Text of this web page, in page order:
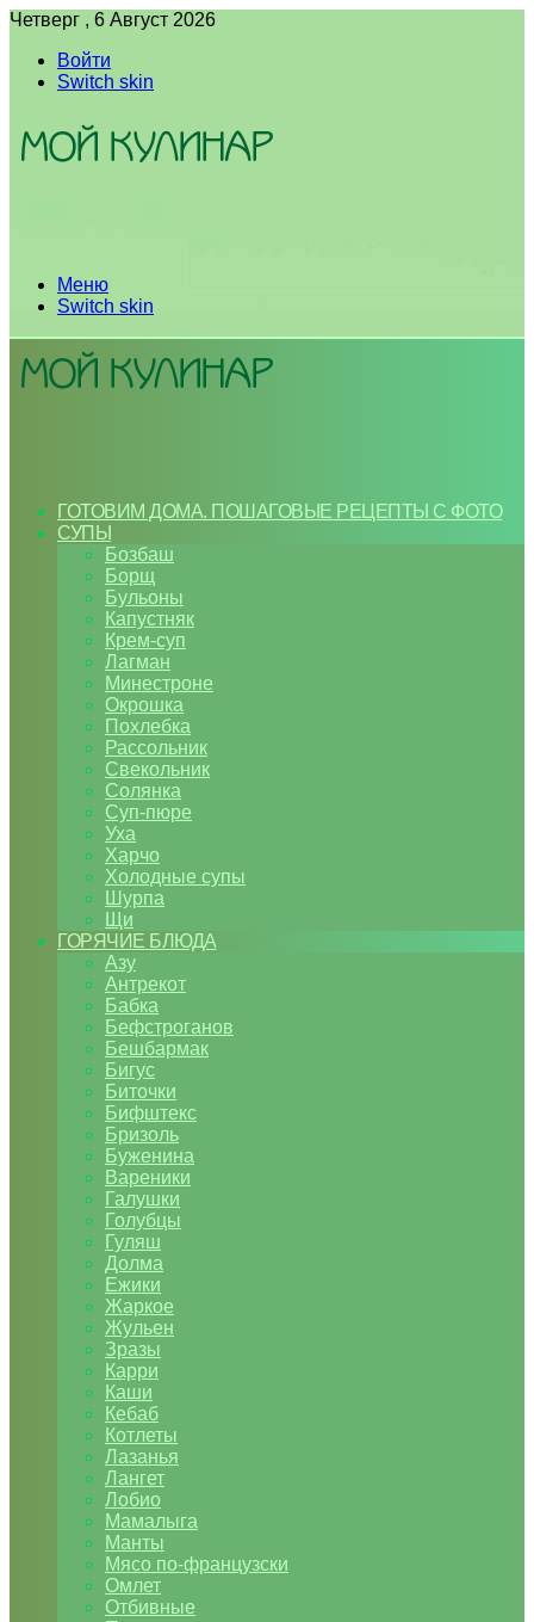
Четверг , 6 Август 2026
Войти
Switch skin
Меню
Switch skin
ГОТОВИМ ДОМА. ПОШАГОВЫЕ РЕЦЕПТЫ С ФОТО
СУПЫ
Бозбаш
Борщ
Бульоны
Капустняк
Крем-суп
Лагман
Минестроне
Окрошка
Похлебка
Рассольник
Свекольник
Солянка
Суп-пюре
Уха
Харчо
Холодные супы
Шурпа
Щи
ГОРЯЧИЕ БЛЮДА
Азу
Антрекот
Бабка
Бефстроганов
Бешбармак
Бигус
Биточки
Бифштекс
Бризоль
Буженина
Вареники
Галушки
Голубцы
Гуляш
Долма
Ежики
Жаркое
Жульен
Зразы
Карри
Каши
Кебаб
Котлеты
Лазанья
Лангет
Лобио
Мамалыга
Манты
Мясо по-французски
Омлет
Отбивные